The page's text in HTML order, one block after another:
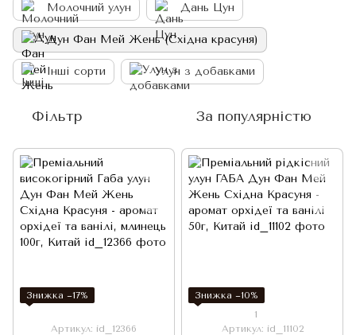
Молочний улун Дань Цун
Дун Фан Мей Жень (Східна красуня)
Інші сорти Улун з добавками
Фільтр За популярністю
Знижка −17%
Артикул: id_12366
Знижка −10%
1
Артикул: id_11102